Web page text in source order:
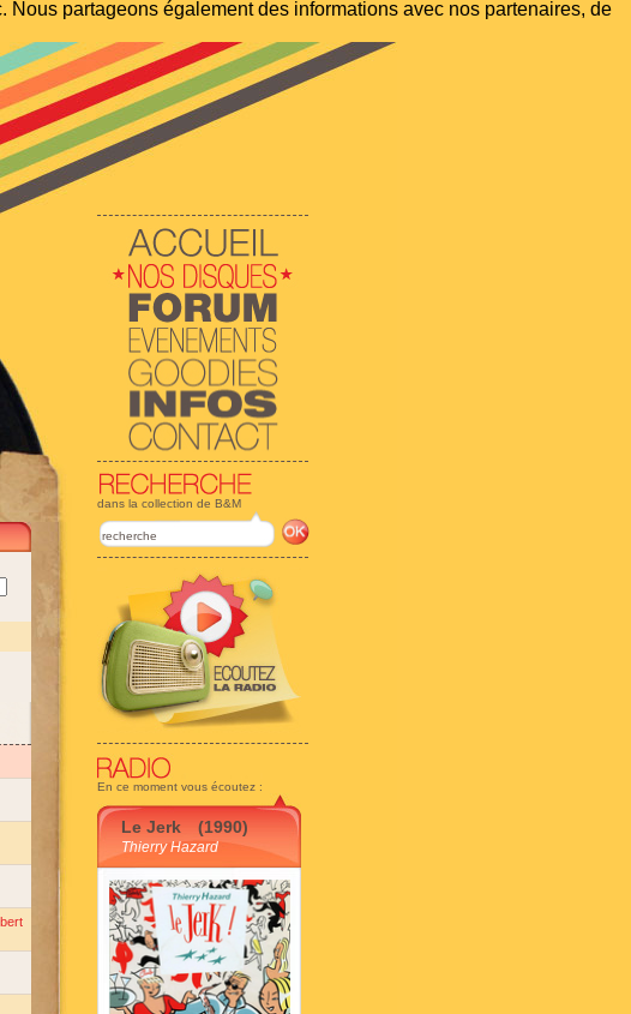
partageons également des informations avec nos partenaires, de
dans la collection de B&M
En ce moment vous écoutez :
Le Jerk (1990)
Thierry Hazard